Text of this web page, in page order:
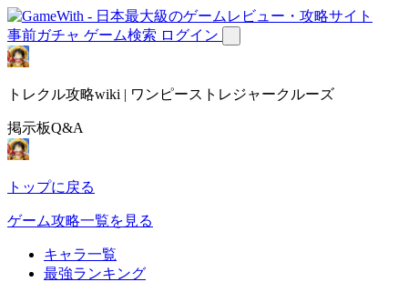
事前ガチャ ゲーム検索 ログイン
トレクル攻略wiki | ワンピーストレジャークルーズ
掲示板Q&A
トップに戻る
ゲーム攻略一覧を見る
キャラ一覧
最強ランキング